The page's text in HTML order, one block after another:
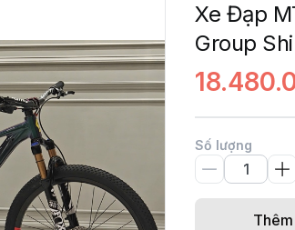
Xe Đạp
Group
Số lượng